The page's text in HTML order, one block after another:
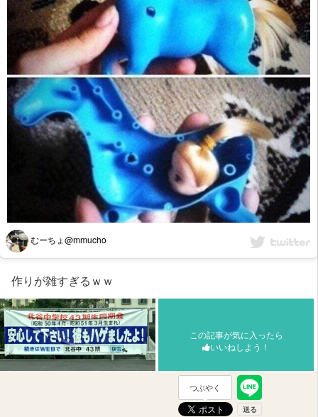
むーちょ@mmucho
作りが雑すぎるｗｗ
この記事が気に入ったら
いいねしよう！
つぶやく